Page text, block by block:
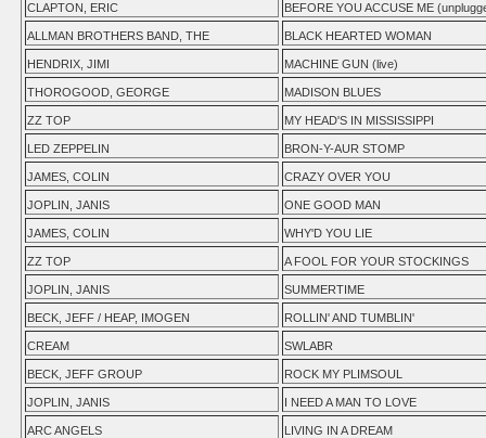
CLAPTON, ERIC BEFORE YOU ACCUSE ME
ALLMAN BROTHERS BAND, THE BLACK HEARTED WOMAN
HENDRIX, JIMI MACHINE GUN (live)
THOROGOOD, GEORGE MADISON BLUES
ZZ TOP MY HEAD'S IN MISSISSIPPI
LED ZEPPELIN BRON-Y-AUR STOMP
JAMES, COLIN CRAZY OVER YOU
JOPLIN, JANIS ONE GOOD MAN
JAMES, COLIN WHY'D YOU LIE
ZZ TOP A FOOL FOR YOUR STOCKINGS
JOPLIN, JANIS SUMMERTIME
BECK, JEFF / HEAP, IMOGEN ROLLIN' AND TUMBLIN'
CREAM SWLABR
BECK, JEFF GROUP ROCK MY PLIMSOUL
JOPLIN, JANIS I NEED A MAN TO LOVE
ARC ANGELS LIVING IN A DREAM